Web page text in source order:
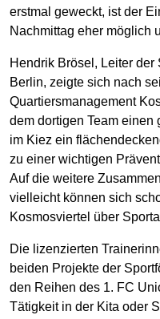
erstmal geweckt, ist der
Nachmittag eher möglich
Hendrik Brösel, Leiter
Berlin, zeigte sich nach
Quartiersmanagement
dem dortigen Team einen
im Kiez ein
zu einer wichtigen
Auf die weitere
vielleicht können sich
Kosmosviertel über
Die lizenzierten
beiden Projekte der
den Reihen des 1. FC
Tätigkeit in der Kita oder